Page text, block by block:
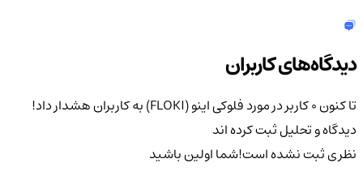
دیدگاه‌های کاربران
تا کنون 0 کاربر در مورد
فلوکی اینو (FLOKI) به کاربران هشدار داد!
دیدگاه و تحلیل ثبت کرده اند
نظری ثبت نشده است!شما اولین باشید